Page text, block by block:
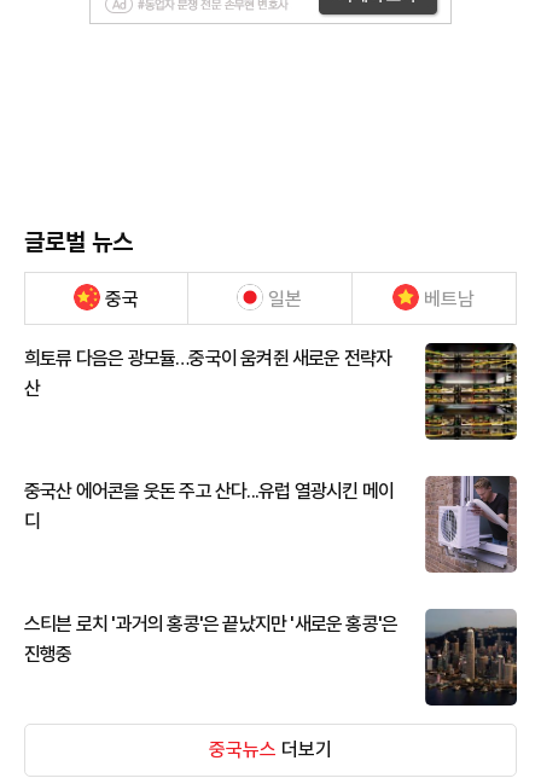
글로벌 뉴스
중국 일본 베트남
희토류 다음은 광모듈…중국이 움켜쥔 새로운 전략자
산
중국산 에어콘을 웃돈 주고 산다...유럽 열광시킨 메이
디
스티븐 로치 '과거의 홍콩'은 끝났지만 '새로운 홍콩'은
진행중
중국뉴스 더보기